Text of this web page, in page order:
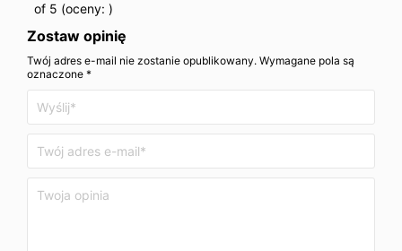
of 5 (oceny: )
Zostaw opinię
Twój adres e-mail nie zostanie opublikowany. Wymagane pola są
oznaczone *